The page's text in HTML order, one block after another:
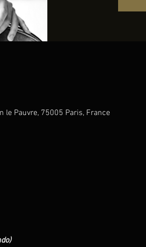
le Pauvre, 75005 Paris, France